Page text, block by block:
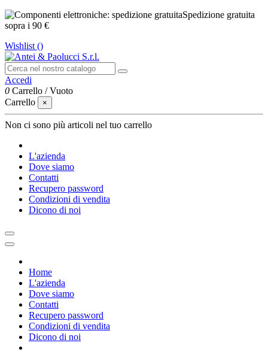
Spedizione gratuita
sopra i 90 €
Wishlist ()
Accedi
0 Carrello /Vuoto
Carrello
×
Non ci sono più articoli nel tuo carrello
L'azienda
Dove siamo
Contatti
Recupero password
Condizioni di vendita
Dicono di noi
Home
L'azienda
Dove siamo
Contatti
Recupero password
Condizioni di vendita
Dicono di noi